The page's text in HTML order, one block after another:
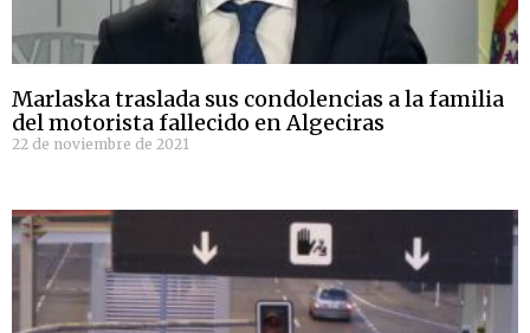
Marlaska traslada sus condolencias a la familia
del motorista fallecido en Algeciras
22 de noviembre de 2021